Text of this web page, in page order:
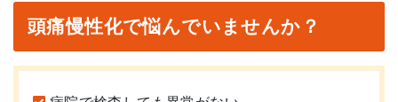
頭痛慢性化で悩んでいませんか？